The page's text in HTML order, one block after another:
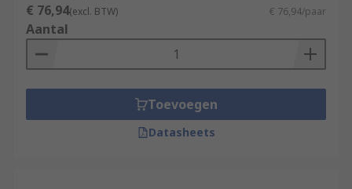
€ 76,94(excl. BTW) € 76,94/paar
Aantal
Toevoegen
Datasheets